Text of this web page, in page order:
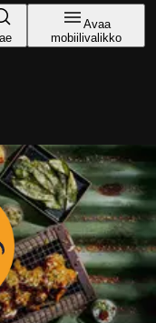
Avaa
mobiilivalikko